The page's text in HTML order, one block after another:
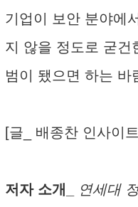
기업이 보안 분야에
지 않을 정도로 굳건
범이 됐으면 하는 바
[글_ 배종찬 인사이
저자 소개_
연세대